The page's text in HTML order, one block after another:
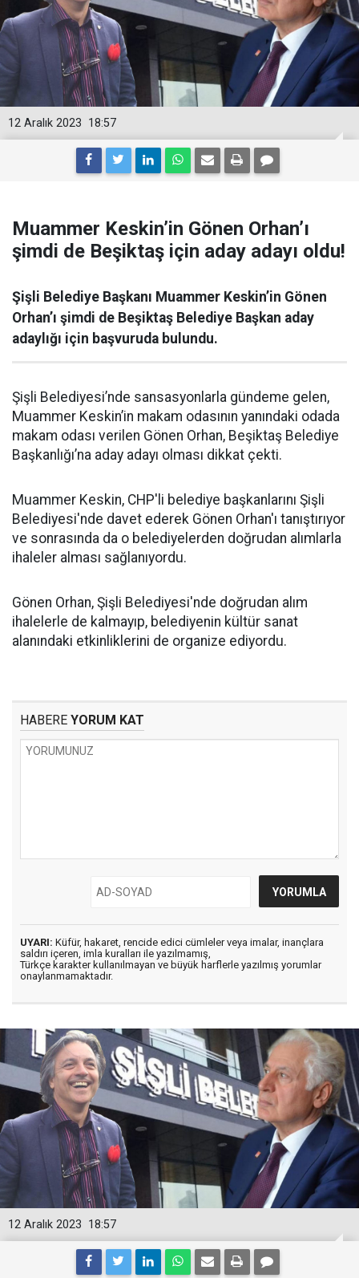
18:57
12 Aralık 2023
Muammer Keskin’in Gönen Orhan’ı
şimdi de Beşiktaş için aday adayı oldu!
Şişli Belediye Başkanı Muammer Keskin’in Gönen
Orhan’ı şimdi de Beşiktaş Belediye Başkan aday
adaylığı için başvuruda bulundu.
Şişli Belediyesi’nde sansasyonlarla gündeme gelen,
Muammer Keskin’in makam odasının yanındaki odada
makam odası verilen Gönen Orhan, Beşiktaş Belediye
Başkanlığı’na aday adayı olması dikkat çekti.
Muammer Keskin, CHP'li belediye başkanlarını Şişli
Belediyesi'nde davet ederek Gönen Orhan'ı tanıştırıyor
ve sonrasında da o belediyelerden doğrudan alımlarla
ihaleler alması sağlanıyordu.
Gönen Orhan, Şişli Belediyesi'nde doğrudan alım
ihalelerle de kalmayıp, belediyenin kültür sanat
alanındaki etkinliklerini de organize ediyordu.
HABERE YORUM KAT
UYARI: Küfür, hakaret, rencide edici cümleler veya imalar, inançlara
saldırı içeren, imla kuralları ile yazılmamış,
Türkçe karakter kullanılmayan ve büyük harflerle yazılmış yorumlar
onaylanmamaktadır.
18:57
12 Aralık 2023